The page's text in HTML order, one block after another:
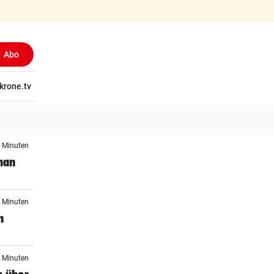
Abo
krone.tv
Minuten
Minuten
Minuten